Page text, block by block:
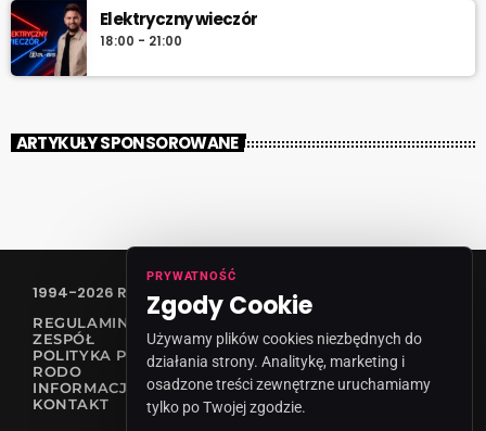
Elektryczny wieczór
18:00 - 21:00
ARTYKUŁY SPONSOROWANE
1994-2026 RADIO VANESSA SPÓŁKA Z O.O
REGULAMIN KONKURSÓW
ZESPÓŁ
POLITYKA PRYWATNOŚCI
RODO
INFORMACJA O NADAWCY
KONTAKT
PRYWATNOŚĆ
Zgody Cookie
Używamy plików cookies niezbędnych do
działania strony. Analitykę, marketing i
osadzone treści zewnętrzne uruchamiamy
tylko po Twojej zgodzie.